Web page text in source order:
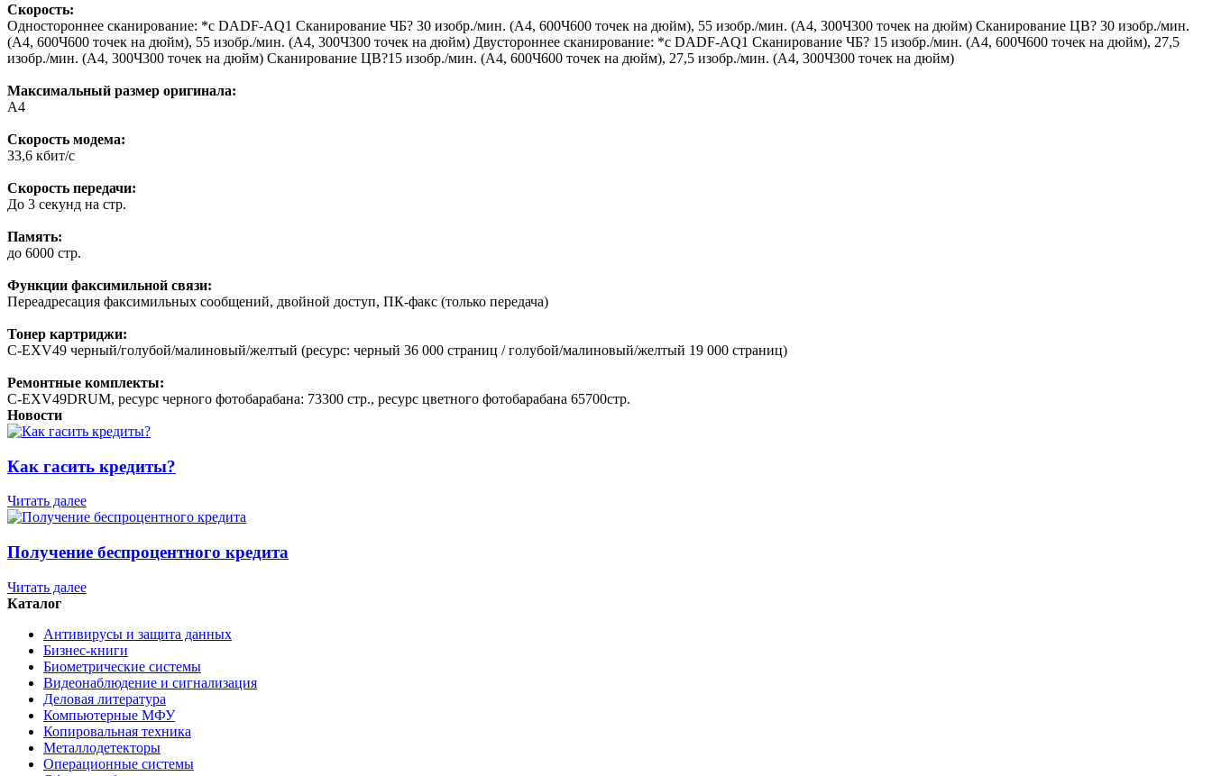
Скорость:
Одностороннее сканирование: *с DADF-AQ1 Сканирование ЧБ? 30 изобр./мин. (A4, 600Ч600 точек на дюйм), 55 изобр./мин. (A4, 300Ч300 точек на дюйм) Сканирование ЦВ? 30 изобр./мин.
(A4, 600Ч600 точек на дюйм), 55 изобр./мин. (A4, 300Ч300 точек на дюйм) Двустороннее сканирование: *с DADF-AQ1 Сканирование ЧБ? 15 изобр./мин. (A4, 600Ч600 точек на дюйм), 27,5
изобр./мин. (A4, 300Ч300 точек на дюйм) Сканирование ЦВ?15 изобр./мин. (A4, 600Ч600 точек на дюйм), 27,5 изобр./мин. (A4, 300Ч300 точек на дюйм)
Максимальный размер оригинала:
А4
Скорость модема:
33,6 кбит/с
Скорость передачи:
До 3 секунд на стр.
Память:
до 6000 стр.
Функции факсимильной связи:
Переадресация факсимильных сообщений, двойной доступ, ПК-факс (только передача)
Тонер картриджи:
C-EXV49 черный/голубой/малиновый/желтый (ресурс: черный 36 000 страниц / голубой/малиновый/желтый 19 000 страниц)
Ремонтные комплекты:
C-EXV49DRUM, ресурс черного фотобарабана: 73300 стр., ресурс цветного фотобарабана 65700стр.
Новости
Как гасить кредиты?
Читать далее
Получение беспроцентного кредита
Читать далее
Каталог
Антивирусы и защита данных
Бизнес-книги
Биометрические системы
Видеонаблюдение и сигнализация
Деловая литература
Компьютерные МФУ
Копировальная техника
Металлодетекторы
Операционные системы